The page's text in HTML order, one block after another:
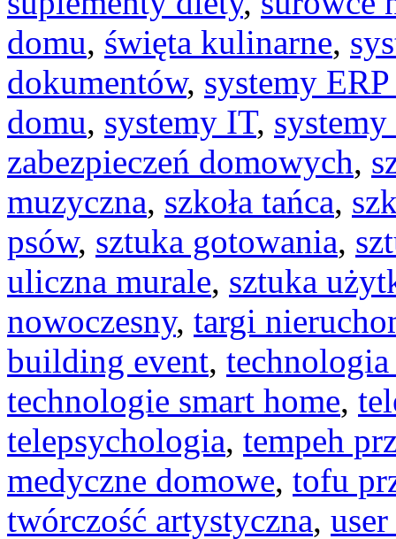
domu, święta kulinarne,
dokumentów, systemy
domu, systemy IT,
zabezpieczeń domowych,
muzyczna, szkoła tańca,
psów, sztuka gotowania,
uliczna murale, sztuka
nowoczesny, targi
building event,
technologie smart home,
telepsychologia, tempeh
medyczne domowe, tofu
twórczość artystyczna,